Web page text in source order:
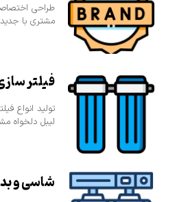
طراحی
مشتری با
فیلتر
تولید انواع
لیبل دلخواه
شاسی و